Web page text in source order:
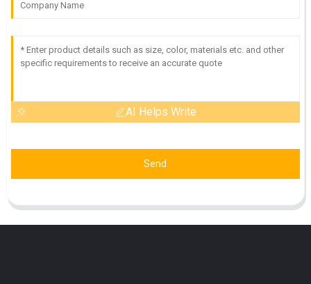
AI Helps Write
Send